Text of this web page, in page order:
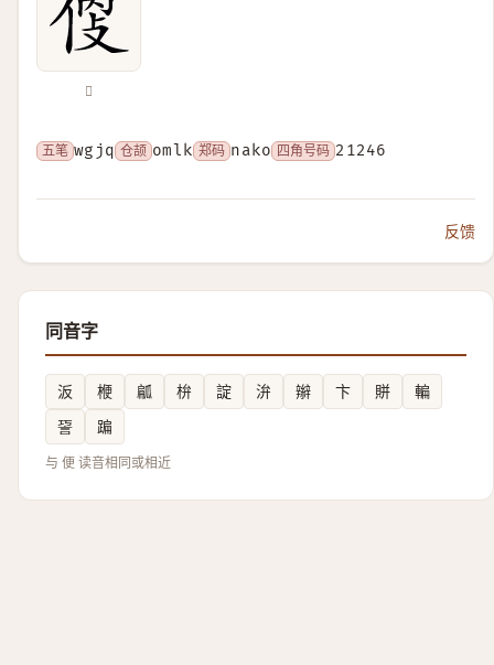
𠊳
五笔 wgjq 仓颉 omlk 郑码 nako 四角号码 21246
反馈
同音字
汳 楩 㼐 㭓 諚 㳎 辮 卞 賆
䡢
䛒
蹁
与 便 读音相同或相近